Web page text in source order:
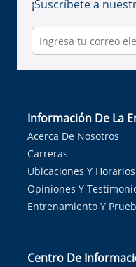
¡Suscríbete a
Información De La
Acerca De Nosotros
Carreras
Ubicaciones Y Horarios
Opiniones Y
Entrenamiento Y
Centro De